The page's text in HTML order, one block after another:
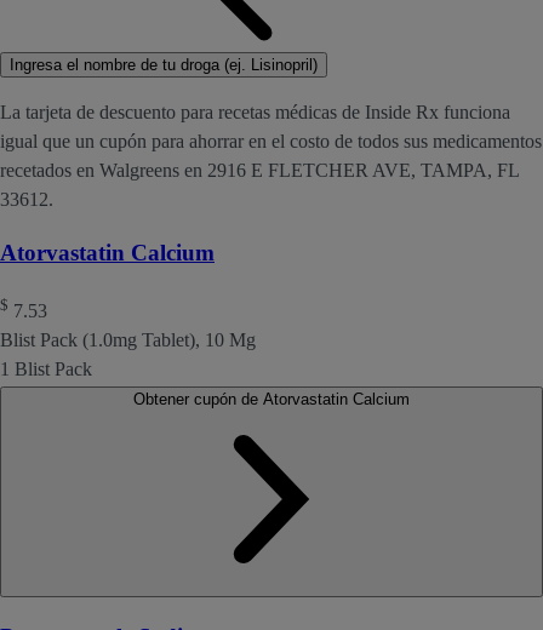
Ingresa el nombre de tu droga (ej. Lisinopril)
La tarjeta de descuento para recetas médicas de Inside Rx funciona
igual que un cupón para ahorrar en el costo de todos sus medicamentos
recetados en Walgreens en 2916 E FLETCHER AVE, TAMPA, FL
33612.
Atorvastatin Calcium
$ 7.53
Blist Pack (1.0mg Tablet), 10 Mg
1 Blist Pack